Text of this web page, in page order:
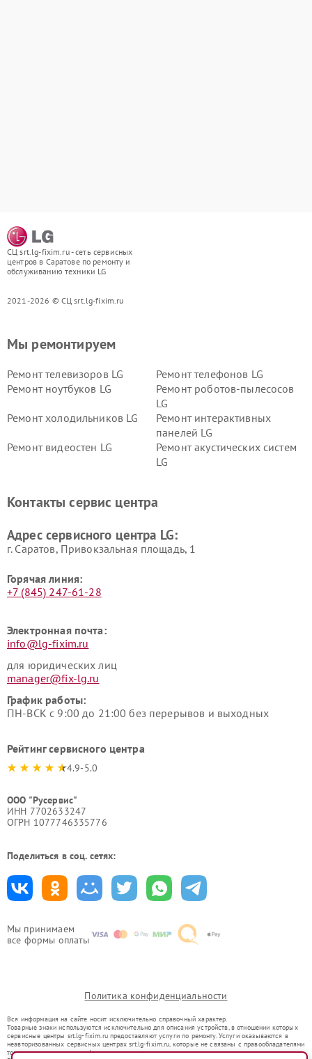
СЦ srt.lg-fixim.ru - сеть сервисных
центров в Саратове по ремонту и
обслуживанию техники LG
2021-2026 © СЦ srt.lg-fixim.ru
Мы принимаем
все формы оплаты
Мы ремонтируем
Ремонт телевизоров LG
Ремонт телефонов LG
Ремонт ноутбуков LG
Ремонт роботов-пылесосов
LG
Ремонт холодильников LG
Ремонт интерактивных
панелей LG
Ремонт видеостен LG
Ремонт акустических систем
LG
Ремонт морозильных камер
Ремонт вертикальных
Контакты сервис центра
Адрес сервисного центра LG:
г. Саратов, Привокзальная площадь, 1
Горячая линия:
+7 (845) 247-61-28
Электронная почта:
info@lg-fixim.ru
для юридических лиц
manager@fix-lg.ru
График работы:
ПН-ВСК с 9:00 до 21:00 без перерывов и выходных
Рейтинг сервисного центра
4.9-5.0
ООО "Русервис"
ИНН 7702633247
ОГРН 1077746335776
Поделиться в соц. сетях:
Политика конфиденциальности
Вся информация на сайте носит исключительно справочный характер.
Товарные знаки используются исключительно для описания устройств, в отношении которых
сервисные центры srt.lg-fixim.ru предоставляют услуги по ремонту. Услуги оказываются в
неавторизованных сервисных центрах srt.lg-fixim.ru, которые не связаны с правообладателями
товарных знаков или их официальными представителями.